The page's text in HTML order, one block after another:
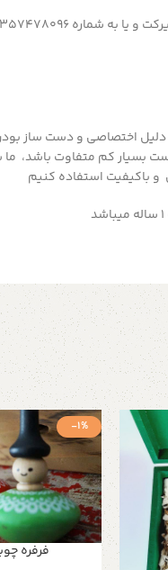
از طریق واتساپ و تلگرام پیام بدید
دلیل اختصاصی و دست ساز
بسیار کم متفاوت باشد،
باکیفیت استفاده کنیم
-1%
فرفره